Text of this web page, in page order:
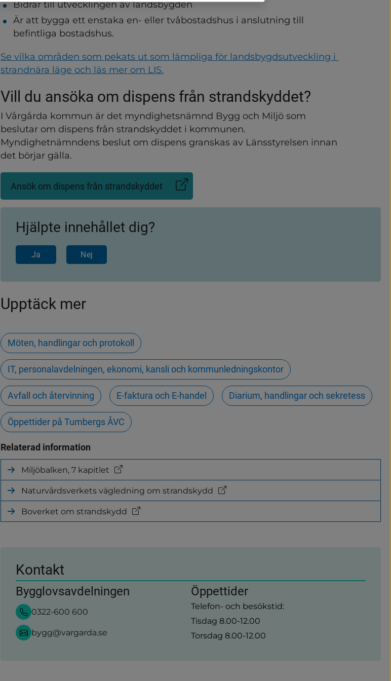
Bidrar till utvecklingen av landsbygden
Är att bygga ett enstaka en- eller tvåbostadshus i anslutning till
befintliga bostadshus.
Se vilka områden som pekats ut som lämpliga för landsbygdsutveckling i
strandnära läge och läs mer om LIS.
Vill du ansöka om dispens från strandskyddet?
I Vårgårda kommun är det myndighetsnämnd Bygg och Miljö som
beslutar om dispens från strandskyddet i kommunen.
Myndighetnämndens beslut om dispens granskas av Länsstyrelsen innan
det börjar gälla.
Ansök om dispens från strandskyddet
(Länk
till
webbplats)
Hjälpte innehållet dig?
Ja Nej
Upptäck mer
Möten, handlingar och protokoll
IT, personalavdelningen, ekonomi, kansli och kommunledningskontor
Avfall och återvinning E-faktura och E-handel Diarium, handlingar och sekretess
Öppettider på Tumbergs ÅVC
Relaterad information
Miljöbalken, 7 kapitlet
(länk
till
annan
webbplats)
Naturvårdsverkets vägledning om strandskydd
(länk
till
annan
webbplats)
Boverket om strandskydd
(länk
till
Kontakt
Bygglovsavdelningen
0322-600 600
bygg@vargarda.se
Öppettider
Telefon- och besökstid:
Tisdag 8.00-12.00
Torsdag 8.00-12.00